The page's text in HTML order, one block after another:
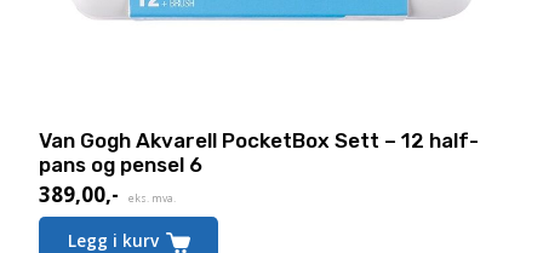
Van Gogh Akvarell PocketBox Sett – 12 half-
pans og pensel 6
389,00,- eks. mva.
Legg i kurv